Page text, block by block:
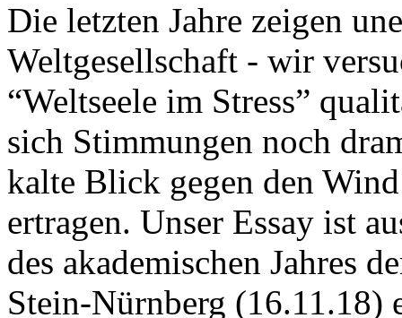
Die letzten Jahre zeigen
Weltgesellschaft - wir
“Weltseele im Stress”
sich Stimmungen noch
kalte Blick gegen den
ertragen. Unser Essay ist
des akademischen Jahres
Stein-Nürnberg (16.11.18)